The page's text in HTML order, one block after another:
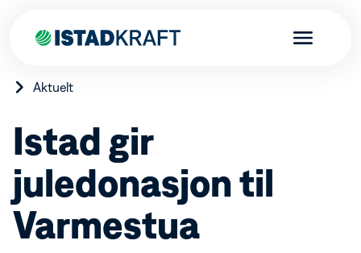
Privat
Bestill strøm
Kundefordeler
Skal du flytte?
Elbillader
Bedrift
Aktuelt
Istad gir
juledonasjon til
Varmestua